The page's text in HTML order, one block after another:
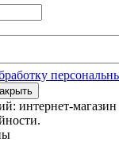
интернет-магазин